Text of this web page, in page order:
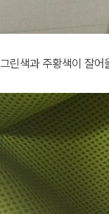
그린색과 주황색이 잘